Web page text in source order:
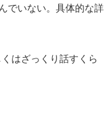
でいない。具体的な詳
はざっくり話すくら